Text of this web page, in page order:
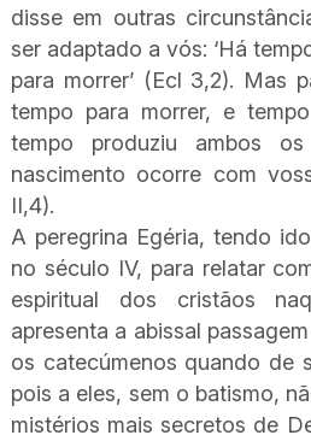
disse em outras
ser adaptado a vós: ‘Há
para morrer’ (Ecl 3,2). Mas
tempo para morrer, e
tempo produziu ambos
nascimento ocorre com
II,4).
A peregrina Egéria, tendo
no século IV, para relatar
espiritual dos cristãos
apresenta a abissal
os catecúmenos quando de
pois a eles, sem o batismo,
mistérios mais secretos de